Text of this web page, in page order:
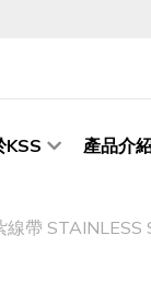
KSS 產品介
線帶 STAINLESS